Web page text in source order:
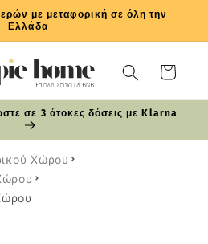
με μεταφορική σε όλη την
Ελλάδα
Καλάθι
σε 3 άτοκες δόσεις με Klarna
Χώρου